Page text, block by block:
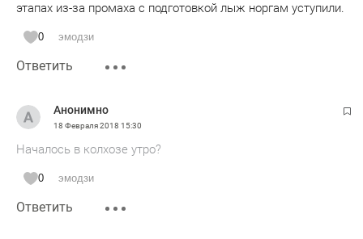
этапах из-за промаха с подготовкой лыж норгам уступили.
0 эмодзи
Ответить
Анонимно
18 Февраля 2018 15:30
Началось в колхозе утро?
0 эмодзи
Ответить